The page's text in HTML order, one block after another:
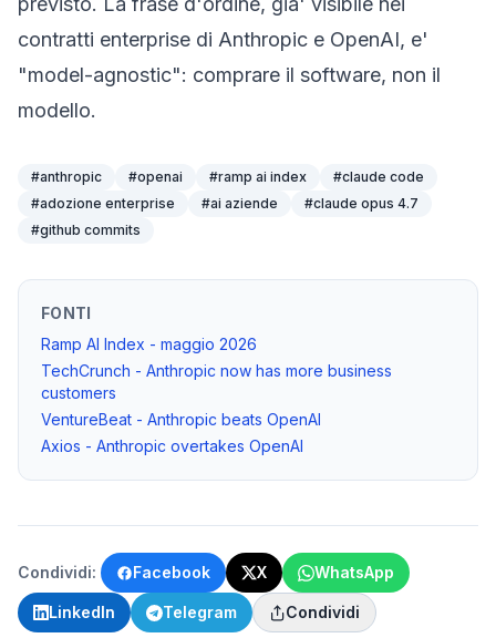
contratti enterprise di Anthropic e OpenAI, e'
"model-agnostic": comprare il software, non il
modello.
#anthropic #openai #ramp ai index #claude code
#adozione enterprise #ai aziende #claude opus 4.7
#github commits
FONTI
Ramp AI Index - maggio 2026
TechCrunch - Anthropic now has more business
customers
VentureBeat - Anthropic beats OpenAI
Axios - Anthropic overtakes OpenAI
Condividi: Facebook X WhatsApp
LinkedIn Telegram Condividi